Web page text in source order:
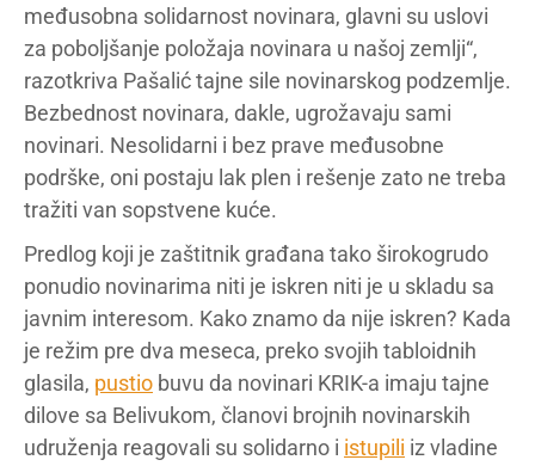
međusobna solidarnost novinara, glavni su uslovi
za poboljšanje položaja novinara u našoj zemlji“,
razotkriva Pašalić tajne sile novinarskog podzemlje.
Bezbednost novinara, dakle, ugrožavaju sami
novinari. Nesolidarni i bez prave međusobne
podrške, oni postaju lak plen i rešenje zato ne treba
tražiti van sopstvene kuće.
Predlog koji je zaštitnik građana tako širokogrudo
ponudio novinarima niti je iskren niti je u skladu sa
javnim interesom. Kako znamo da nije iskren? Kada
je režim pre dva meseca, preko svojih tabloidnih
glasila, pustio buvu da novinari KRIK-a imaju tajne
dilove sa Belivukom, članovi brojnih novinarskih
udruženja reagovali su solidarno i istupili iz vladine